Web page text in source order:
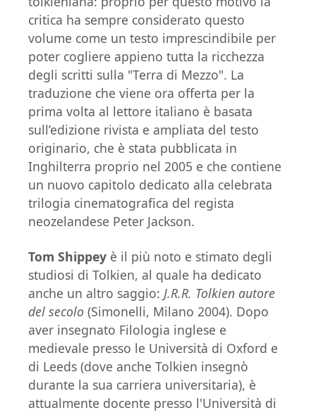
critica ha sempre considerato questo
volume come un testo imprescindibile per
poter cogliere appieno tutta la ricchezza
degli scritti sulla "Terra di Mezzo". La
traduzione che viene ora offerta per la
prima volta al lettore italiano è basata
sull’edizione rivista e ampliata del testo
originario, che è stata pubblicata in
Inghilterra proprio nel 2005 e che contiene
un nuovo capitolo dedicato alla celebrata
trilogia cinematografica del regista
neozelandese Peter Jackson.
Tom Shippey è il più noto e stimato degli
studiosi di Tolkien, al quale ha dedicato
anche un altro saggio: J.R.R. Tolkien autore
del secolo (Simonelli, Milano 2004). Dopo
aver insegnato Filologia inglese e
medievale presso le Università di Oxford e
di Leeds (dove anche Tolkien insegnò
durante la sua carriera universitaria), è
attualmente docente presso l'Università di